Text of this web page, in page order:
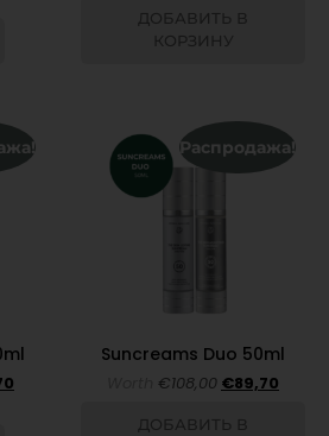
ДОБАВИТЬ В
КОРЗИНУ
Распродажа!
Suncreams Duo 50ml
€108,00 €89,70
ДОБАВИТЬ В